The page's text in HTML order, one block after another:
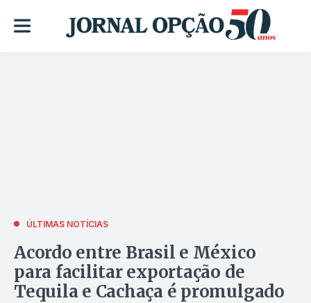
ÚLTIMAS NOTÍCIAS
Acordo entre Brasil e México
para facilitar exportação de
Tequila e Cachaça é promulgado